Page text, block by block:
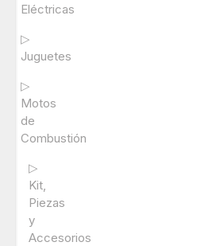
Eléctricas
▷
Juguetes
▷
Motos
de
Combustión
▷
Kit,
Piezas
y
Accesorios